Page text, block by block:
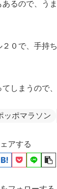
るので、う
０で、手持
しまうので
ッポマラソン
アする